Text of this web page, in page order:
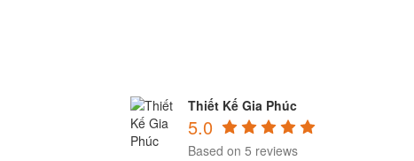
Thiết Kế Gia Phúc
5.0
Based on 5 reviews